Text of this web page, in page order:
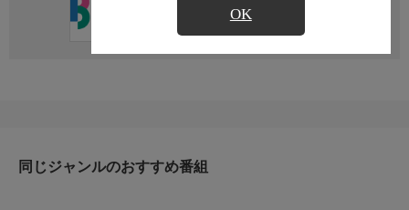
OK
直近の放送予定はありません
同じジャンルのおすすめ番組